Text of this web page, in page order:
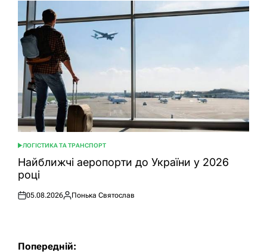
ОПУБЛІКУВАТИ
У
ЛОГІСТИКА ТА ТРАНСПОРТ
Найближчі аеропорти до України у 2026
році
Оприлюднено
05.08.2026
Опубліковано
Понька Святослав
Навігація
Попередній: